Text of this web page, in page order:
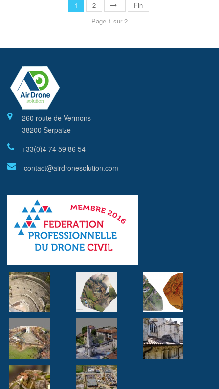
1 2
Fin
Page 1 sur 2
260 route de Vermons
38200 Serpaize
+33(0)4 74 59 86 54
contact@airdronesolution.com